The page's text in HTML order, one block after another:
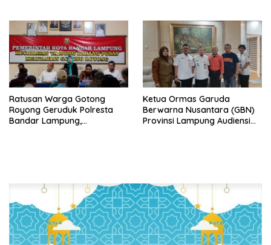
Ratusan Warga Gotong
Royong Geruduk Polresta
Bandar Lampung,
Ketua Ormas Garuda
Berwarna Nusantara (GBN)
Provinsi Lampung Audiensi